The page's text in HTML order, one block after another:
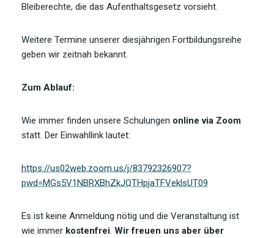
Bleiberechte, die das Aufenthaltsgesetz vorsieht.
Weitere Termine unserer diesjährigen Fortbildungsreihe
geben wir zeitnah bekannt.
Zum Ablauf:
Wie immer finden unsere Schulungen online via Zoom
statt. Der Einwahllink lautet:
https://us02web.zoom.us/j/83792326907?
pwd=MGs5V1NBRXBhZkJQTHpjaTFVeklsUT09
Es ist keine Anmeldung nötig und die Veranstaltung ist
wie immer kostenfrei. Wir freuen uns aber über